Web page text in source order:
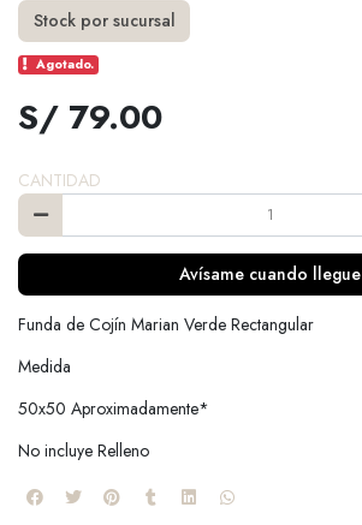
Stock por sucursal
Agotado.
S/ 79.00
CANTIDAD
Avísame cuando llegue
Funda de Cojín Marian Verde Rectangular
Medida
50x50 Aproximadamente*
No incluye Relleno